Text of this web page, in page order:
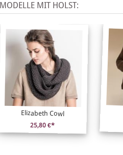
MODELLE MIT HOLST:
Elizabeth Cowl
25,80 €*